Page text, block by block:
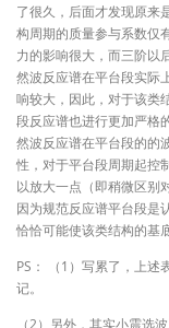
了很久，后面才发现原来
构周期的质量参与系数仅
力的影响很大，而三阶以
然波反应谱在平台段实际
响较大，因此，对于该类
段反应谱也进行更加严格
然波反应谱在平台段的的
性，对于平台段周期起控
以放大一点（即稍微区别
因为规范反应谱平台段是
恰恰可能使该类结构的基
PS： （1）写累了，上
记。
（2）另外，其实小震选